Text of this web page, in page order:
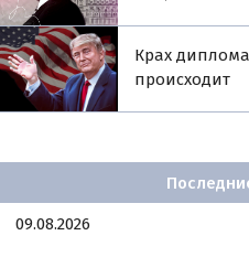
Крах
происходит
09.08.2026